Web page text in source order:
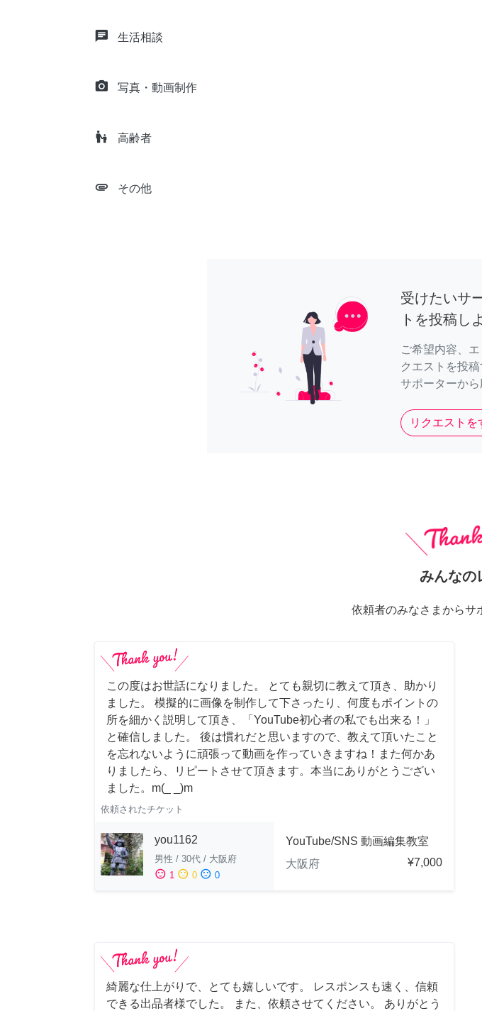
chat 生活相談
camera_alt 写真・動画制作
escalator_warning 高齢者
attachment その他
受けたいサ
トを投稿し
ご希望内容、
クエストを投
サポーターから
リクエストを
みんなの
依頼者のみなさまからサ
この度はお世話になりました。 とても親切に教えて頂き、助かり
ました。 模擬的に画像を制作して下さったり、何度もポイントの
所を細かく説明して頂き、「YouTube初心者の私でも出来る！」
と確信しました。 後は慣れだと思いますので、教えて頂いたこと
を忘れないように頑張って動画を作っていきますね！また何かあ
りましたら、リピートさせて頂きます。本当にありがとうござい
ました。m(_ _)m
依頼されたチケット
you1162
男性 / 30代 / 大阪府
sentiment_satisfied 1 sentiment_neutral 0 sentiment_dissatisfied 0
YouTube/SNS 動画編集教室
大阪府
¥7,000
綺麗な仕上がりで、とても嬉しいです。 レスポンスも速く、信頼
できる出品者様でした。 また、依頼させてください。 ありがとう